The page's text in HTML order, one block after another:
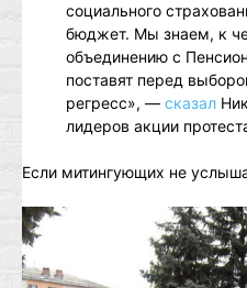
социального
бюджет. Мы знаем, к
объединению с
поставят перед
регресс», — сказал
лидеров акции
Если митингующих не